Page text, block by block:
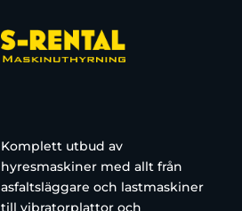
Komplett utbud av
hyresmaskiner med allt från
asfaltsläggare och lastmaskiner